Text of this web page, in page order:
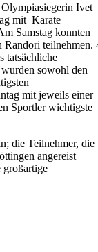
Ivet
mit Karate
Samstag konnten
Randori teilnehmen.
tatsächliche
sowohl den
mit jeweils einer
Sportler wichtigste
die Teilnehmer, die
angereist
großartige